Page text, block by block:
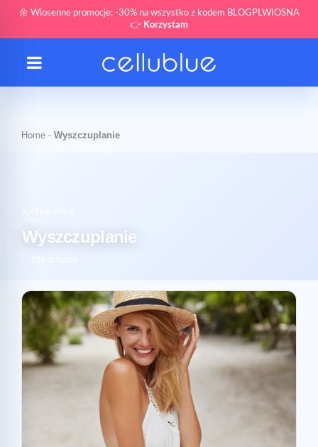
🌼 Wiosenne promocje: -30% na wszystko z kodem BLOGPLWIOSNA
👉 Korzystam
Home - Wyszczuplanie
Wyszczuplanie